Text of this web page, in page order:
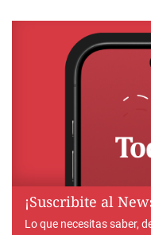
¡Suscribite al
Lo que necesitas saber,